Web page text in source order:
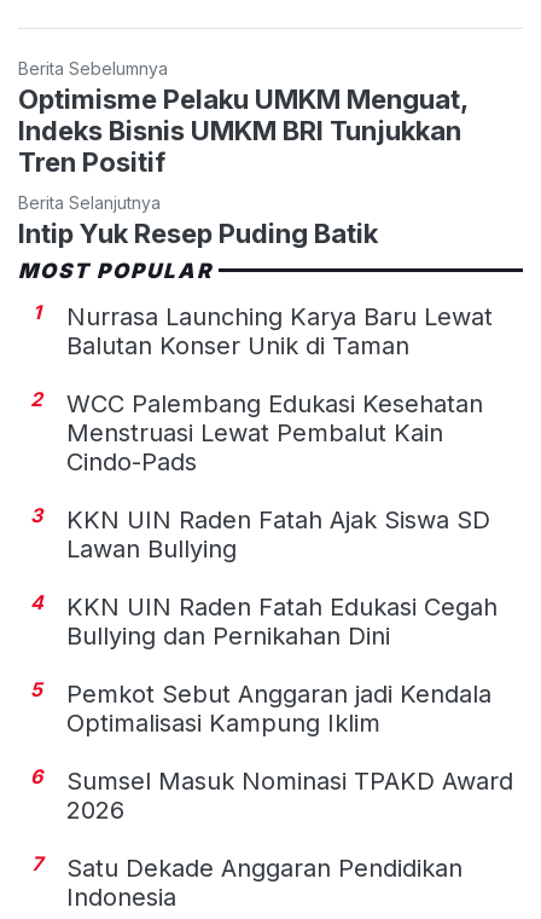
Berita Sebelumnya
Optimisme Pelaku UMKM Menguat,
Indeks Bisnis UMKM BRI Tunjukkan
Tren Positif
Berita Selanjutnya
Intip Yuk Resep Puding Batik
MOST POPULAR
1
Nurrasa Launching Karya Baru Lewat
Balutan Konser Unik di Taman
2
WCC Palembang Edukasi Kesehatan
Menstruasi Lewat Pembalut Kain
Cindo-Pads
3
KKN UIN Raden Fatah Ajak Siswa SD
Lawan Bullying
4
KKN UIN Raden Fatah Edukasi Cegah
Bullying dan Pernikahan Dini
5
Pemkot Sebut Anggaran jadi Kendala
Optimalisasi Kampung Iklim
6
Sumsel Masuk Nominasi TPAKD Award
2026
7
Satu Dekade Anggaran Pendidikan
Indonesia